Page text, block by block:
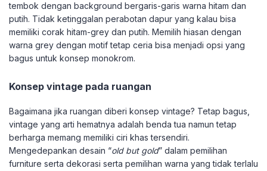
tembok dengan background bergaris-garis warna hitam dan
putih. Tidak ketinggalan perabotan dapur yang kalau bisa
memiliki corak hitam-grey dan putih. Memilih hiasan dengan
warna grey dengan motif tetap ceria bisa menjadi opsi yang
bagus untuk konsep monokrom.
Konsep vintage pada ruangan
Bagaimana jika ruangan diberi konsep vintage? Tetap bagus,
vintage yang arti hematnya adalah benda tua namun tetap
berharga memang memiliki ciri khas tersendiri.
Mengedepankan desain “old but gold” dalam pemilihan
furniture serta dekorasi serta pemilihan warna yang tidak terlalu